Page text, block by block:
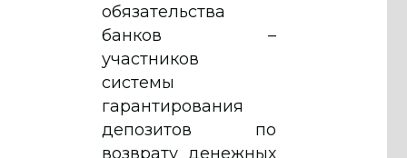
обязательства
банков –
участников
системы
гарантирования
депозитов по
возврату денежных